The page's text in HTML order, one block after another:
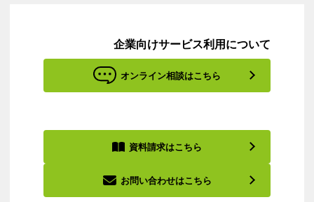
企業向けサービス利用について
オンライン相談はこちら
資料請求はこちら
お問い合わせはこちら